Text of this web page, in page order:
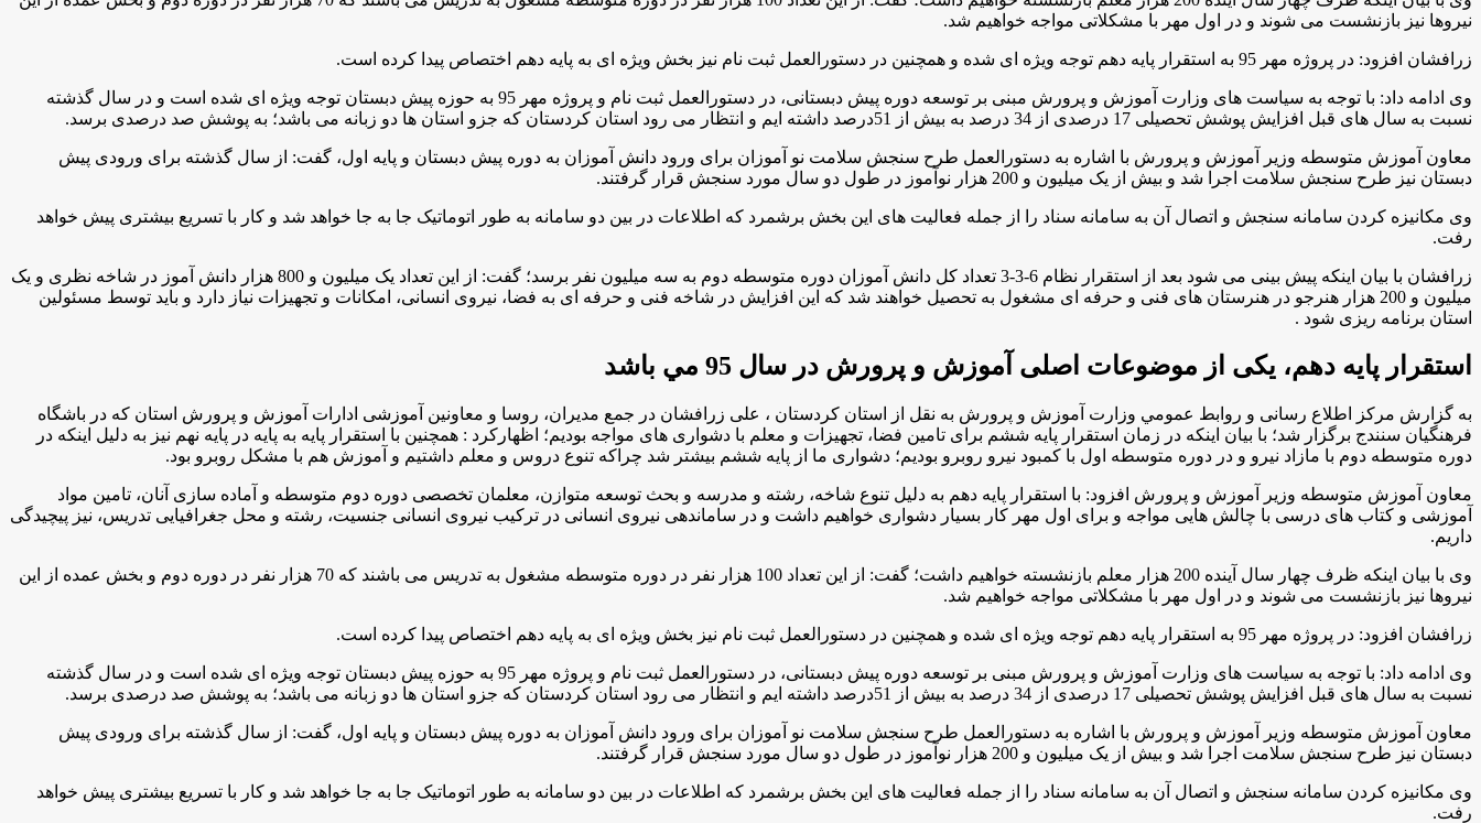
نیروها نیز بازنشست می شوند و در اول مهر با مشکلاتی مواجه خواهیم شد.
زرافشان افزود: در پروژه مهر 95 به استقرار پایه دهم توجه ویژه ای شده و همچنین در دستورالعمل ثبت نام نیز بخش ویژه ای به پایه دهم اختصاص پیدا کرده است .
وی ادامه داد: با توجه به سیاست های وزارت آموزش و پرورش مبنی بر توسعه دوره پیش دبستانی، در دستورالعمل ثبت نام و پروژه مهر 95 به حوزه پیش دبستان توجه ویژه ای شده است و در سال گذشته
نسبت به سال های قبل افزایش پوشش تحصیلی 17 درصدی از 34 درصد به بیش از 51درصد داشته ایم و انتظار می رود استان کردستان که جزو استان ها دو زبانه می باشد؛ به پوشش صد درصدی برسد
.
معاون آموزش متوسطه وزير آموزش و پرورش با اشاره به دستورالعمل طرح سنجش سلامت نو آموزان برای ورود دانش آموزان به دوره پیش دبستان و پایه اول، گفت: از سال گذشته برای ورودی پیش
دبستان نیز طرح سنجش سلامت اجرا شد و بیش از یک میلیون و 200 هزار نوآموز در طول دو سال مورد سنجش قرار گرفتند
.
وی مکانیزه کردن سامانه سنجش و اتصال آن به سامانه سناد را از جمله فعالیت های این بخش برشمرد که اطلاعات در بین دو سامانه به طور اتوماتیک جا به جا خواهد شد و کار با تسریع بیشتری پیش خواهد
رفت.
زرافشان با بیان اینکه پیش بینی می شود بعد از استقرار نظام 6-3-3 تعداد کل دانش آموزان دوره متوسطه دوم به سه میلیون نفر برسد؛ گفت: از این تعداد یک میلیون و 800 هزار دانش آموز در شاخه نظری و یک
میلیون و 200 هزار هنرجو در هنرستان های فنی و حرفه ای مشغول به تحصیل خواهند شد که این افزایش در شاخه فنی و حرفه ای به فضا، نیروی انسانی، امکانات و تجهیزات نیاز دارد و باید توسط مسئولین
استان برنامه ریزی شود .
استقرار پایه دهم، یکی از موضوعات اصلی آموزش و پرورش در سال 95 مي باشد
به گزارش مركز اطلاع رسانی و روابط عمومي وزارت آموزش و پرورش به نقل از استان کردستان ، علی زرافشان در جمع مدیران، روسا و معاونین آموزشی ادارات آموزش و پرورش استان که در باشگاه
فرهنگیان سنندج برگزار شد؛ با بیان اینکه در زمان استقرار پایه ششم برای تامین فضا، تجهیزات و معلم با دشواری های مواجه بودیم؛ اظهاركرد : همچنین با استقرار پایه به پایه در پایه نهم نیز به دلیل اینکه در
دوره متوسطه دوم با مازاد نیرو و در دوره متوسطه اول با کمبود نیرو روبرو بودیم؛ دشواری ما از پایه ششم بیشتر شد چراکه تنوع دروس و معلم داشتیم و آموزش هم با مشکل روبرو بود.
معاون آموزش متوسطه وزير آموزش و پرورش افزود: با استقرار پایه دهم به دلیل تنوع شاخه، رشته و مدرسه و بحث توسعه متوازن، معلمان تخصصی دوره دوم متوسطه و آماده سازی آنان، تامین مواد
آموزشی و کتاب های درسی با چالش هایی مواجه و برای اول مهر کار بسیار دشواری خواهیم داشت و در ساماندهی نیروی انسانی در ترکیب نیروی انسانی جنسیت، رشته و محل جغرافیایی تدریس، نیز پیچیدگی
داریم.
وی با بیان اینکه ظرف چهار سال آینده 200 هزار معلم بازنشسته خواهیم داشت؛ گفت: از این تعداد 100 هزار نفر در دوره متوسطه مشغول به تدریس می باشند که 70 هزار نفر در دوره دوم و بخش عمده از این
نیروها نیز بازنشست می شوند و در اول مهر با مشکلاتی مواجه خواهیم شد.
زرافشان افزود: در پروژه مهر 95 به استقرار پایه دهم توجه ویژه ای شده و همچنین در دستورالعمل ثبت نام نیز بخش ویژه ای به پایه دهم اختصاص پیدا کرده است .
وی ادامه داد: با توجه به سیاست های وزارت آموزش و پرورش مبنی بر توسعه دوره پیش دبستانی، در دستورالعمل ثبت نام و پروژه مهر 95 به حوزه پیش دبستان توجه ویژه ای شده است و در سال گذشته
نسبت به سال های قبل افزایش پوشش تحصیلی 17 درصدی از 34 درصد به بیش از 51درصد داشته ایم و انتظار می رود استان کردستان که جزو استان ها دو زبانه می باشد؛ به پوشش صد درصدی برسد
.
معاون آموزش متوسطه وزير آموزش و پرورش با اشاره به دستورالعمل طرح سنجش سلامت نو آموزان برای ورود دانش آموزان به دوره پیش دبستان و پایه اول، گفت: از سال گذشته برای ورودی پیش
دبستان نیز طرح سنجش سلامت اجرا شد و بیش از یک میلیون و 200 هزار نوآموز در طول دو سال مورد سنجش قرار گرفتند
.
وی مکانیزه کردن سامانه سنجش و اتصال آن به سامانه سناد را از جمله فعالیت های این بخش برشمرد که اطلاعات در بین دو سامانه به طور اتوماتیک جا به جا خواهد شد و کار با تسریع بیشتری پیش خواهد
رفت.